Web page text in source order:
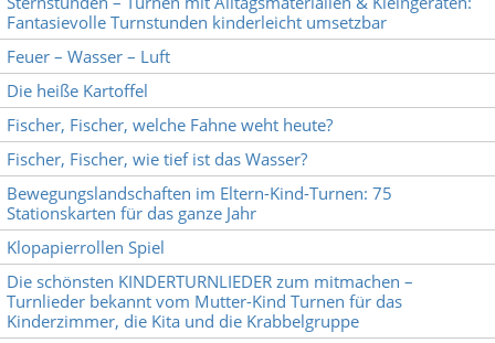
Fantasievolle Turnstunden kinderleicht umsetzbar
Feuer – Wasser – Luft
Die heiße Kartoffel
Fischer, Fischer, welche Fahne weht heute?
Fischer, Fischer, wie tief ist das Wasser?
Bewegungslandschaften im Eltern-Kind-Turnen: 75
Stationskarten für das ganze Jahr
Klopapierrollen Spiel
Die schönsten KINDERTURNLIEDER zum mitmachen –
Turnlieder bekannt vom Mutter-Kind Turnen für das
Kinderzimmer, die Kita und die Krabbelgruppe